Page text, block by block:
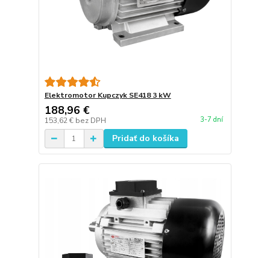
Elektromotor Kupczyk SE418 3 kW
188,96 €
153,62 € bez DPH 3-7 dní
Pridať do košíka